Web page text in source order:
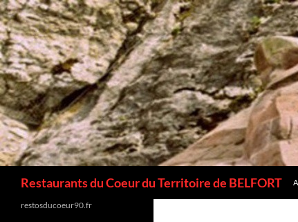
Restaurants du Coeur du Territoire de BELFORT
restosducoeur90.fr